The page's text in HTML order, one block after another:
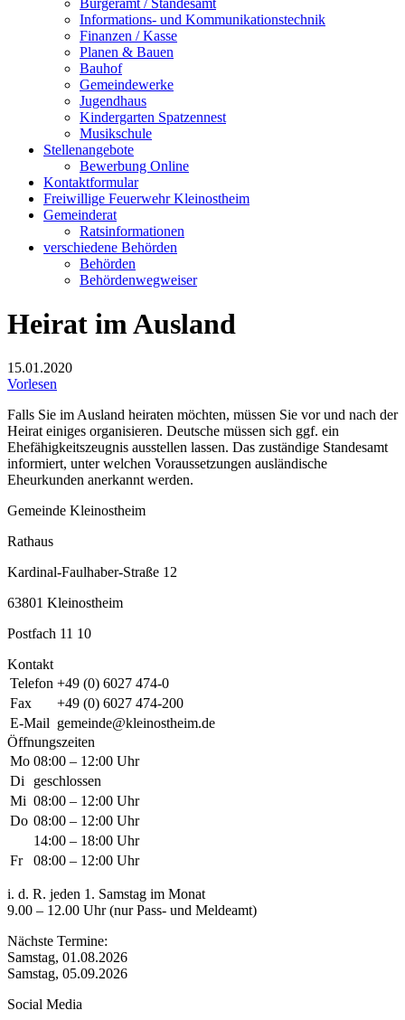
Informations- und Kommunikationstechnik
Finanzen / Kasse
Planen & Bauen
Bauhof
Gemeindewerke
Jugendhaus
Kindergarten Spatzennest
Musikschule
Stellenangebote
Bewerbung Online
Kontaktformular
Freiwillige Feuerwehr Kleinostheim
Gemeinderat
Ratsinformationen
verschiedene Behörden
Behörden
Behördenwegweiser
Heirat im Ausland
15.01.2020
Vorlesen
Falls Sie im Ausland heiraten möchten, müssen Sie vor und nach der
Heirat einiges organisieren. Deutsche müssen sich ggf. ein
Ehefähigkeitszeugnis ausstellen lassen. Das zuständige Standesamt
informiert, unter welchen Voraussetzungen ausländische
Eheurkunden anerkannt werden.
Gemeinde Kleinostheim
Rathaus
Kardinal-Faulhaber-Straße 12
63801 Kleinostheim
Postfach 11 10
Kontakt
Telefon +49 (0) 6027 474-0
Fax
+49 (0) 6027 474-200
E-Mail gemeinde@kleinostheim.de
Öffnungszeiten
Mo 08:00 – 12:00 Uhr
Di
geschlossen
Mi 08:00 – 12:00 Uhr
Do 08:00 – 12:00 Uhr
14:00 – 18:00 Uhr
Fr
08:00 – 12:00 Uhr
i. d. R. jeden 1. Samstag im Monat
9.00 – 12.00 Uhr (nur Pass- und Meldeamt)
Nächste Termine:
Samstag, 01.08.2026
Samstag, 05.09.2026
Social Media